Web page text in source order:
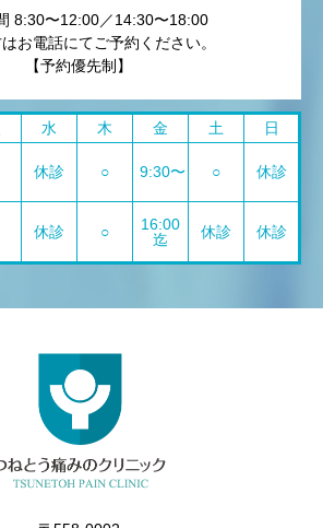
8:30〜12:00／14:30〜18:00
お電話にてご予約ください。
【予約優先制】
水 木 金 土
日
休診 ○ 9:30〜 ○ 休診
休診 ○
16:00
迄
休診 休診